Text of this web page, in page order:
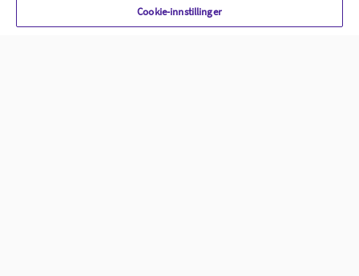
Boots Homecare
Cookie-innstillinger